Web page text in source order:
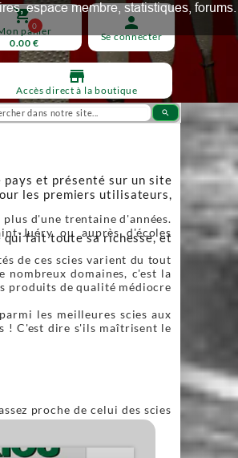
search
person
Se connecter
shopping_cart
0
panier
0.00 €
d'une trentaine d'années.
Juéry ou auprès d'écoles
de ces scies varient du tout
nombreux domaines, c'est la
produits de qualité médiocre
les meilleures scies aux
! C'est dire s'ils maîtrisent le
proche de celui des scies
store
Accès direct à la boutique
et présenté sur un site
les premiers utilisateurs,
qui fait toute sa richesse, et
espace membre, statistiques, forums.